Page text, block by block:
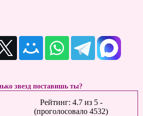
звезд поставишь ты?
Рейтинг: 4.7из 5-
(проголосовало 4532)